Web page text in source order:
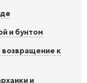
и бунтом
возвращение к
и